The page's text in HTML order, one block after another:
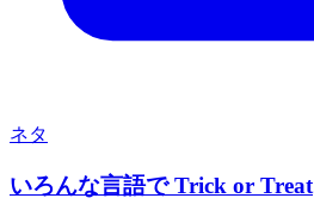
ネタ
いろんな言語で Trick or Treat